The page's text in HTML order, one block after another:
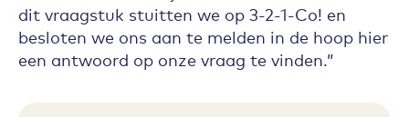
dit vraagstuk stuitten we op 3-2-1-Co! en
besloten we ons aan te melden in de hoop hier
een antwoord op onze vraag te vinden.”